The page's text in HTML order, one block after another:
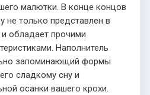
малютки. В конце концов
не только представлен в
обладает прочими
Наполнитель
запоминающий формы
сладкому сну и
осанки вашего крохи.